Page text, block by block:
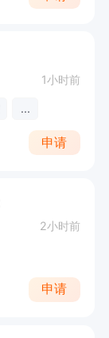
1小时前
...
申请
2小时前
申请